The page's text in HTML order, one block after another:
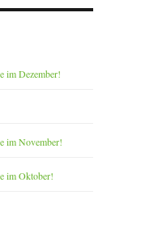
im Dezember!
im November!
im Oktober!